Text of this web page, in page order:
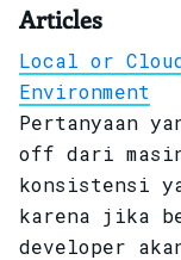
Articles
Local or
Environment
Pertanyaan
off dari
konsistensi
karena jika
developer